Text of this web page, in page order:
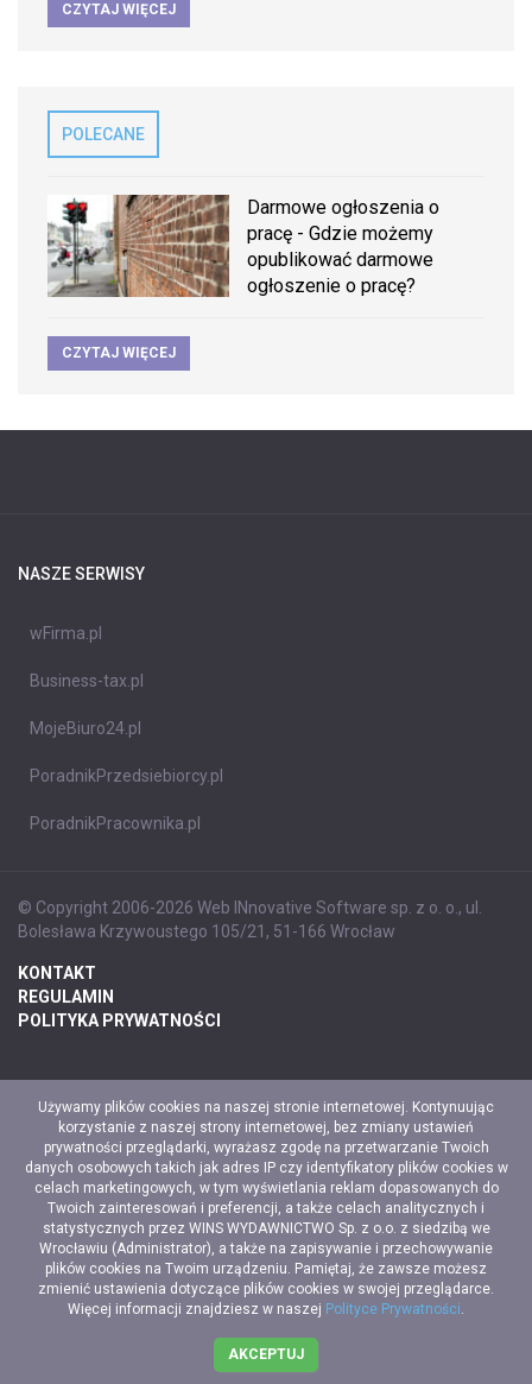
CZYTAJ WIĘCEJ
POLECANE
Darmowe ogłoszenia o
pracę - Gdzie możemy
opublikować darmowe
ogłoszenie o pracę?
CZYTAJ WIĘCEJ
NASZE SERWISY
wFirma.pl
Business-tax.pl
MojeBiuro24.pl
PoradnikPrzedsiebiorcy.pl
PoradnikPracownika.pl
© Copyright 2006-2026 Web INnovative Software sp. z o. o., ul.
Bolesława Krzywoustego 105/21, 51-166 Wrocław
KONTAKT
REGULAMIN
POLITYKA PRYWATNOŚCI
Używamy plików cookies na naszej stronie internetowej. Kontynuując
korzystanie z naszej strony internetowej, bez zmiany ustawień
prywatności przeglądarki, wyrażasz zgodę na przetwarzanie Twoich
danych osobowych takich jak adres IP czy identyfikatory plików cookies w
celach marketingowych, w tym wyświetlania reklam dopasowanych do
Twoich zainteresowań i preferencji, a także celach analitycznych i
statystycznych przez WINS WYDAWNICTWO Sp. z o.o. z siedzibą we
Wrocławiu (Administrator), a także na zapisywanie i przechowywanie
plików cookies na Twoim urządzeniu. Pamiętaj, że zawsze możesz
zmienić ustawienia dotyczące plików cookies w swojej przeglądarce.
Więcej informacji znajdziesz w naszej Polityce Prywatności.
AKCEPTUJ